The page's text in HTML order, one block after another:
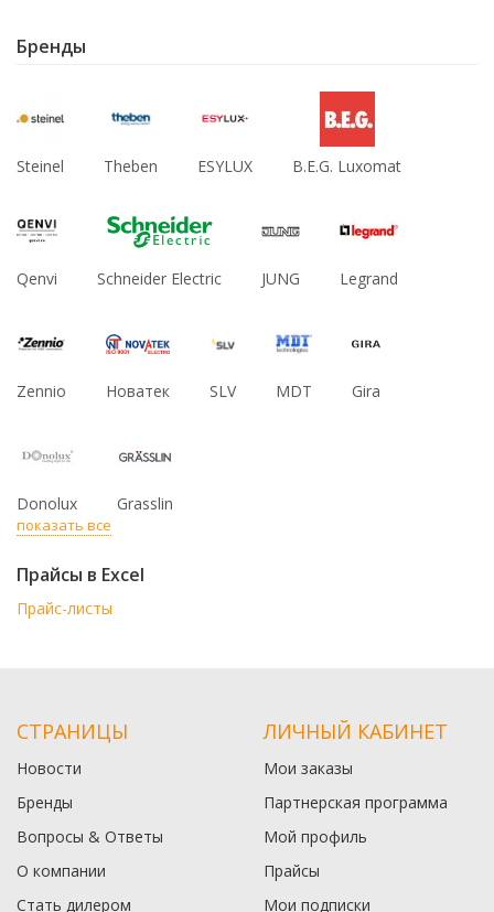
Бренды
Steinel Theben ESYLUX B.E.G. Luxomat
Qenvi Schneider Electric JUNG Legrand
Zennio Новатек SLV MDT Gira
Donolux Grasslin
показать все
Прайсы в Excel
Прайс-листы
СТРАНИЦЫ
Новости
Бренды
Вопросы & Ответы
О компании
Стать дилером
ЛИЧНЫЙ КАБИНЕТ
Мои заказы
Партнерская программа
Мой профиль
Прайсы
Мои подписки